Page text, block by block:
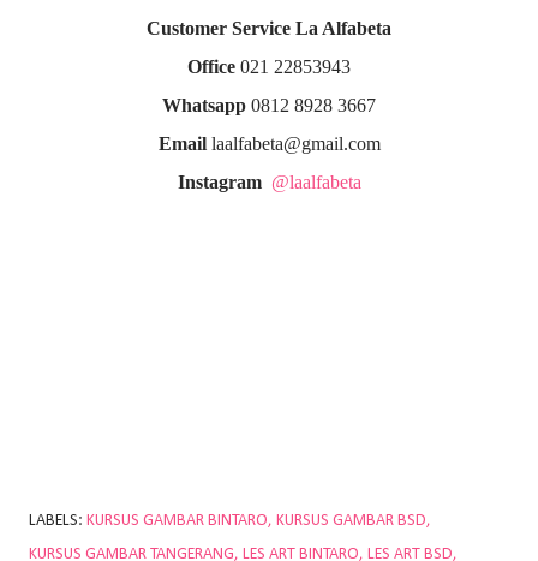
Customer Service La Alfabeta
Office 021 22853943
Whatsapp 0812 8928 3667
Emaillaalfabeta@gmail.com
Instagram @laalfabeta
LABELS: KURSUS GAMBAR BINTARO
KURSUS GAMBAR BSD
KURSUS GAMBAR TANGERANG
LES ART BINTARO LES ART BSD